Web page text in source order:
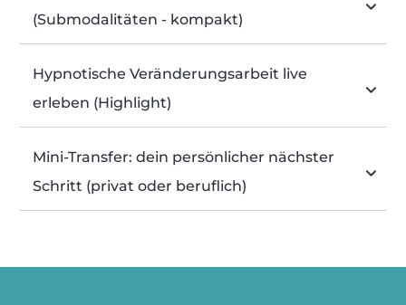
(Submodalitäten - kompakt)
Hypnotische Veränderungsarbeit live
erleben (Highlight)
Mini-Transfer: dein persönlicher nächster
Schritt (privat oder beruflich)